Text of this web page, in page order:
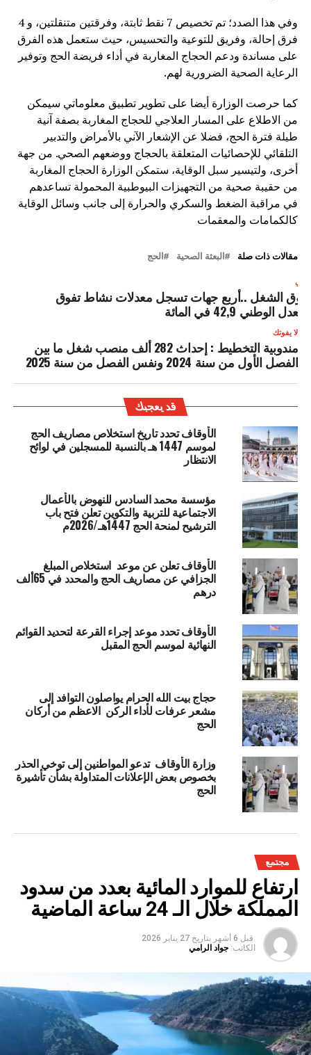
وفي هذا الصدد؛ تم تخصيص 7 نقط ثابتة، وفرقتين متنقلتين، و 4
فرق إحالة، وفريق للتوعية والتحسيس، حيث ستعمل هذه الفرق
على مساندة ودعم الحجاج المغاربة في أداء فريضة الحج وتوفير
الرعاية الصحية الضرورية لهم.
كما حرصت الوزارة أيضا على تطوير تطبيق معلوماتي سيمكن
من الاطلاع على المسار العلاجي للحجاج المغاربة بصفة آنية
طيلة فترة الحج، فضلا عن الإشعار الآني بالأمراض والتدبير
التلقائي للإحصائيات المتعلقة بالحجاج ووضعهم الصحي. من جهة
أخرى، ولتيسير سبل الوقاية، ستمكن الوزارة الحجاج المغاربة
من حقيبة صحية من التجهيزات البيوطبية المحمولة تساعدهم
في مراقبة الضغط والسكري والحرارة إلى جانب وسائل الوقاية
كالكمامات والمعقمات
مقالات ذات صلة البعثة الصحية الحج
الشغل ..أربع جهات تسجل معدلات نشاط تفوق
الوطني 42,9 في المائة
لا يفوتك
مندوبية التخطيط : إحداث 282 ألف منصب شغل ما بين
الفصل الأول من سنة 2024 ونفس الفصل من سنة 2025
قد يعجبك
الأوقاف تحدد تاريخ استخلاص مصاريف الحج
لموسم 1447 هـ بالنسبة للمسجلين في لوائح
الانتظار
مؤسسة محمد السادس للنهوض بالأعمال
الاجتماعية للتربية والتكوين تعلن فتح باب
الترشيح لمنحة الحج 1447هـ/2026م
الأوقاف تعلن عن موعد استخلاص المبلغ
الجزافي عن مصاريف الحج والمحدد في 65ألف
درهم
الأوقاف تحدد موعد إجراء القرعة لتحديد القوائم
النهائية لموسم الحج المقبل
حجاج بيت الله الحرام يواصلون التوافد إلى
مشعر عرفات لأداء الركن الاعظم من أركان
الحج
وزارة الأوقاف تدعو المواطنين إلى توخي الحذر
بخصوص بعض الإعلانات المتداولة بشأن تأشيرة
الحج
مجتمع
ارتفاع للموارد المائية بعدد من سدود
المملكة خلال الـ 24 ساعة الماضية
قبل 6 أشهر بتاريخ 27 يناير 2026
الكاتب: جواد الرامي